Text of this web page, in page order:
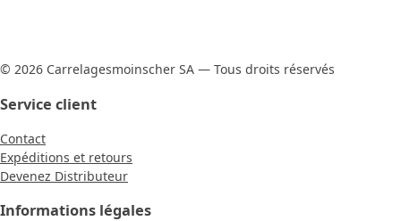
© 2026 Carrelagesmoinscher SA — Tous droits réservés
Service client
Contact
Expéditions et retours
Devenez Distributeur
Informations légales